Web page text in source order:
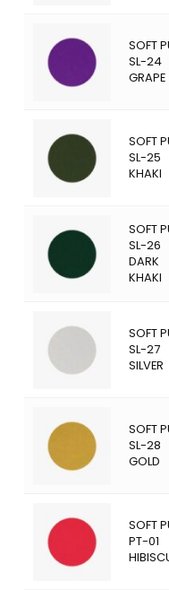
SOFT
SL-24
GRAPE
SOFT
SL-25
KHAKI
SOFT
SL-26
DARK
KHAKI
SOFT
SL-27
SILVER
SOFT
SL-28
GOLD
SOFT
PT-01